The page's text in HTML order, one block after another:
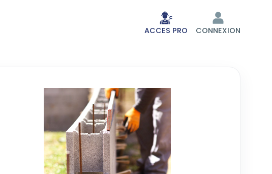
ACCES PRO CONNEXION